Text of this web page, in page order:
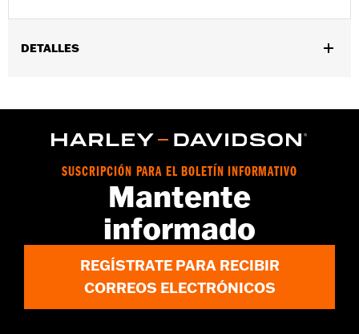
DETALLES
posteriores. Para los modelos Street Glide y Road Glide se
necesita la compra por separado del protector del motor n.° de
pieza 49000284 o n.° de pieza 49000285. Para los modelos
separado de soporte de carenado n.° de pieza 47201045 o n.° de
compra adicional por separado del protector de carenado
inferior n.° de pieza 49000330 y elementos de sujeción n.° de
pieza 2708A (cant. 2), n.° de pieza 6116 (cant. 2), y n.° de pieza
4924 (cant. 2). No es compatible con los filtros de aire Heavy
Installation Instructions
SUSCRIPCIÓN PARA EL BOLETÍN INFORMATIVO
Mantente
informado
REGÍSTRATE PARA RECIBIR
CORREOS ELECTRÓNICOS